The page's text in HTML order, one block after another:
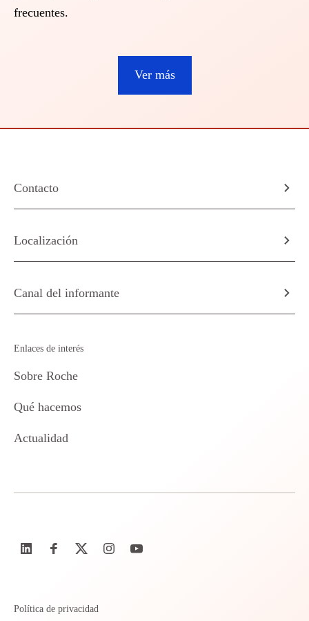
frecuentes.
Ver más
Contacto
Localización
Canal del informante
Enlaces de interés
Sobre Roche
Qué hacemos
Actualidad
Política de privacidad